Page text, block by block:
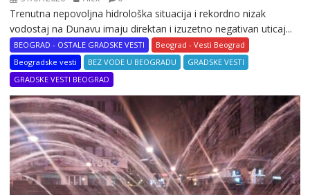
Trenutna nepovoljna hidrološka situacija i rekordno nizak
vodostaj na Dunavu imaju direktan i izuzetno negativan uticaj...
BEOGRAD - OSTALE GRADSKE VESTI
Beograd - Vesti Beograd
Beogradske vesti
BEZ VODE U BEOGRADU
GRADSKE VESTI
GRADSKE VESTI BEOGRAD